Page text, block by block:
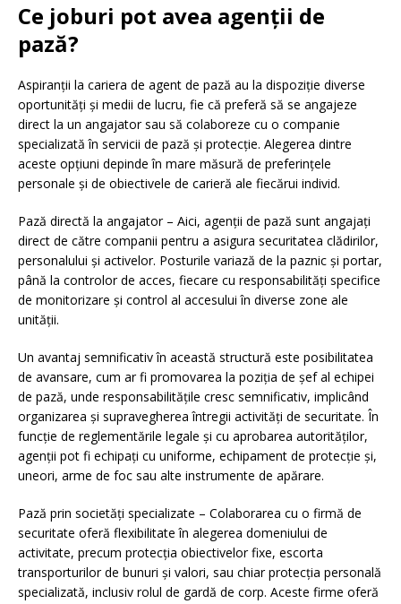
Ce joburi pot avea agenții de
pază?
Aspiranții la cariera de agent de pază au la dispoziție diverse
oportunități și medii de lucru, fie că preferă să se angajeze
direct la un angajator sau să colaboreze cu o companie
specializată în servicii de pază și protecție. Alegerea dintre
aceste opțiuni depinde în mare măsură de preferințele
personale și de obiectivele de carieră ale fiecărui individ.
Pază directă la angajator – Aici, agenții de pază sunt angajați
direct de către companii pentru a asigura securitatea clădirilor,
personalului și activelor. Posturile variază de la paznic și portar,
până la controlor de acces, fiecare cu responsabilități specifice
de monitorizare și control al accesului în diverse zone ale
unității.
Un avantaj semnificativ în această structură este posibilitatea
de avansare, cum ar fi promovarea la poziția de șef al echipei
de pază, unde responsabilitățile cresc semnificativ, implicând
organizarea și supravegherea întregii activități de securitate. În
funcție de reglementările legale și cu aprobarea autorităților,
agenții pot fi echipați cu uniforme, echipament de protecție și,
uneori, arme de foc sau alte instrumente de apărare.
Pază prin societăți specializate – Colaborarea cu o firmă de
securitate oferă flexibilitate în alegerea domeniului de
activitate, precum protecția obiectivelor fixe, escorta
transporturilor de bunuri și valori, sau chiar protecția personală
specializată, inclusiv rolul de gardă de corp. Aceste firme oferă